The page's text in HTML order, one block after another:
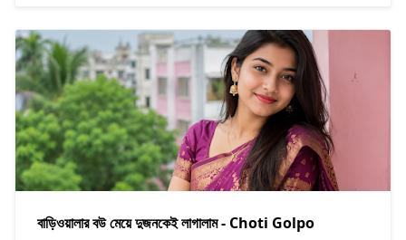
বাড়িওয়ালার বউ মেয়ে দুজনকেই লাগালাম - Choti Golpo